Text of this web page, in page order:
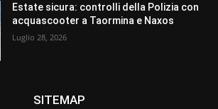
Estate sicura: controlli della Polizia con
acquascooter a Taormina e Naxos
Luglio 28, 2026
SITEMAP